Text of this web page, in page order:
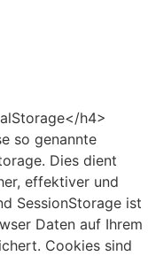
h4>
so genannte
Dies dient
effektiver und
SessionStorage ist
Daten auf Ihrem
Cookies sind